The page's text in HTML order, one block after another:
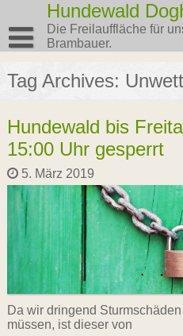
Hundewald
Die Freilauffläche für
Brambauer.
Tag Archives:
Hundewald bis
15:00 Uhr gesperrt
5. März 2019
Da wir dringend
müssen, ist dieser von